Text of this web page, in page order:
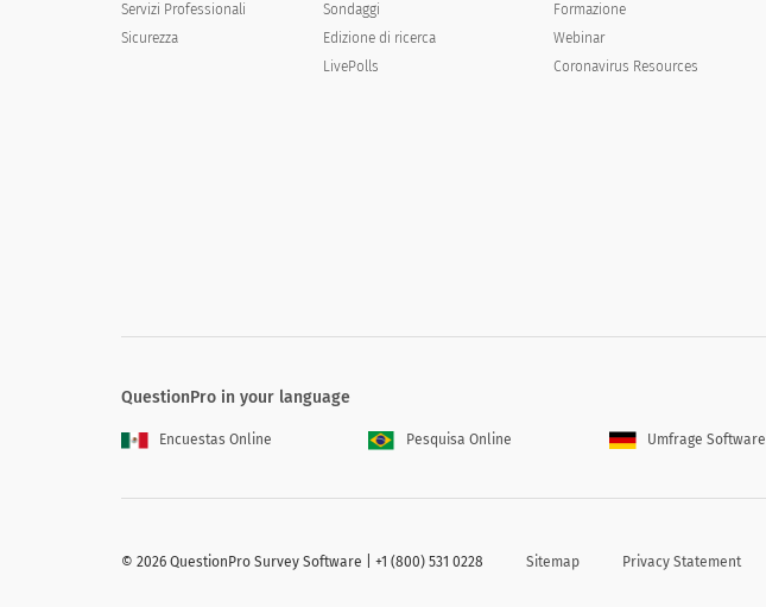
Servizi Professionali
Sicurezza
Sondaggi
Edizione di ricerca
LivePolls
Formazione
Webinar
Coronavirus Resources
QuestionPro in your language
Encuestas Online Pesquisa Online Umfrage Software
© 2026 QuestionPro Survey Software | +1 (800) 531 0228 Sitemap Privacy Statement